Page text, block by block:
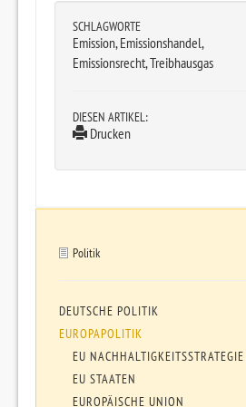
SCHLAGWORTE
Emission, Emissionshandel,
Emissionsrecht, Treibhausgas
DIESEN ARTIKEL:
Drucken
Politik
DEUTSCHE POLITIK
EUROPAPOLITIK
EU NACHHALTIGKEITSSTRATEGIE
EU STAATEN
EUROPÄISCHE UNION